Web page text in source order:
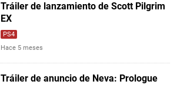
Tráiler de lanzamiento de Scott Pilgrim
EX
PS4
Hace 5 meses
Tráiler de anuncio de Neva: Prologue